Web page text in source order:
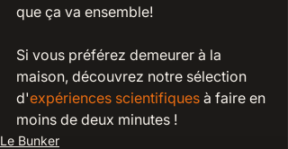
que ça va ensemble!
Si vous préférez demeurer à la
maison, découvrez notre sélection
d'expériences scientifiques à faire en
moins de deux minutes !
Le Bunker